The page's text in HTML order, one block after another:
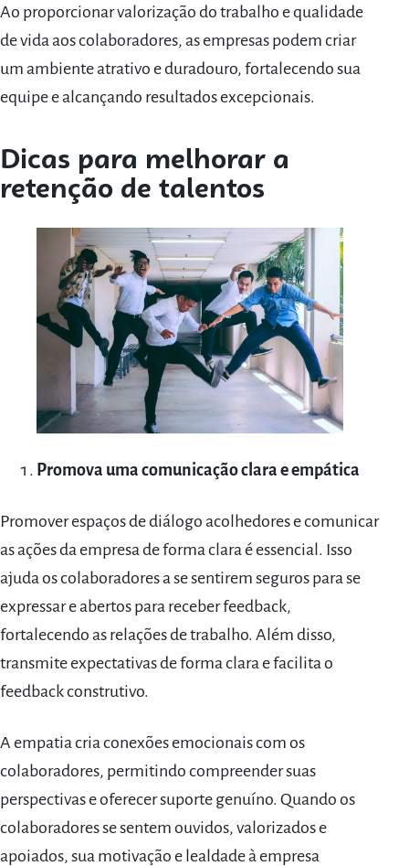
Ao proporcionar valorização do trabalho e qualidade
de vida aos colaboradores, as empresas podem criar
um ambiente atrativo e duradouro, fortalecendo sua
equipe e alcançando resultados excepcionais.
Dicas para melhorar a
retenção de talentos
Promova uma comunicação clara e empática
Promover espaços de diálogo acolhedores e comunicar
as ações da empresa de forma clara é essencial. Isso
ajuda os colaboradores a se sentirem seguros para se
expressar e abertos para receber feedback,
fortalecendo as relações de trabalho. Além disso,
transmite expectativas de forma clara e facilita o
feedback construtivo.
A empatia cria conexões emocionais com os
colaboradores, permitindo compreender suas
perspectivas e oferecer suporte genuíno. Quando os
colaboradores se sentem ouvidos, valorizados e
apoiados, sua motivação e lealdade à empresa